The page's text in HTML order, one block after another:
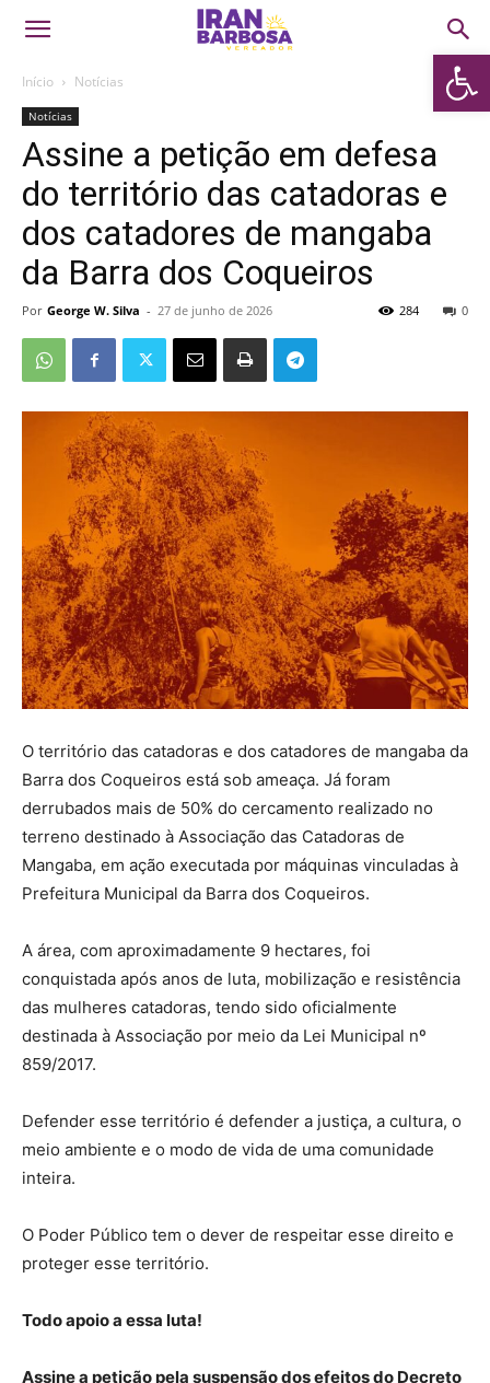
Abrir
Início Notícias
Notícias
Assine a petição em defesa
do território das catadoras e
dos catadores de mangaba
da Barra dos Coqueiros
Por George W. Silva - 27 de junho de 2026 0
284
O território das catadoras e dos catadores de mangaba da
Barra dos Coqueiros está sob ameaça. Já foram
derrubados mais de 50% do cercamento realizado no
terreno destinado à Associação das Catadoras de
Mangaba, em ação executada por máquinas vinculadas à
Prefeitura Municipal da Barra dos Coqueiros.
A área, com aproximadamente 9 hectares, foi
conquistada após anos de luta, mobilização e resistência
das mulheres catadoras, tendo sido oficialmente
destinada à Associação por meio da Lei Municipal nº
859/2017.
Defender esse território é defender a justiça, a cultura, o
meio ambiente e o modo de vida de uma comunidade
inteira.
O Poder Público tem o dever de respeitar esse direito e
proteger esse território.
Todo apoio a essa luta!
Assine a petição pela suspensão dos efeitos do Decreto